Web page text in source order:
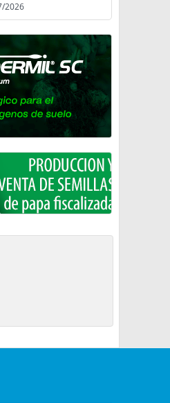
2026